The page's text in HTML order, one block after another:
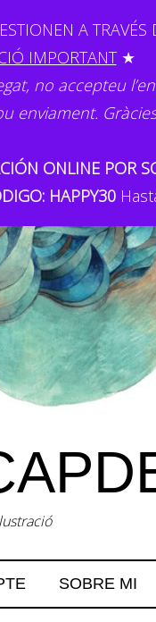
SOBRE MI
A TRAVÉS
IMPORTANT★
no accepteu
enviament.
ONLINE POR
HAPPY30